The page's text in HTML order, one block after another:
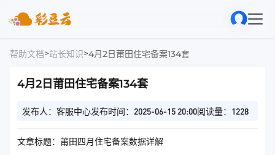
帮助文档>站长知识>4月2日莆田住宅备案134套
4月2日莆田住宅备案134套
发布人：客服中心发布时间：2025-06-15 20:00阅读量：1228
文章标题：莆田四月住宅备案数据详解